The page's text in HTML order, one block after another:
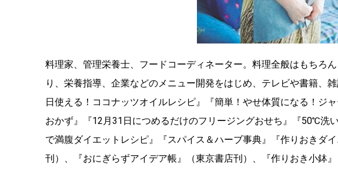
料理家、管理栄養士、フードコーディネーター。料理全般はもちろ
り、栄養指導、企業などのメニュー開発をはじめ、テレビや書籍、
日使える！ココナッツオイルレシピ』『簡単！やせ体質になる！ジ
おかず』『12月31日につめるだけのフリージングおせち』『50℃洗
で満腹ダイエットレシピ』『スパイス＆ハーブ事典』『作りおきダ
刊）、『おにぎらずアイデア帳』（東京書店刊）、『作りおき小鉢